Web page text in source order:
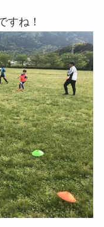
すね！